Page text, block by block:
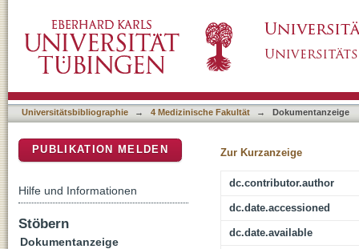
Universitätsbibliographie → 4 Medizinische Fakultät → Dokumentanzeige
Zur Kurzanzeige
dc.contributor.author
dc.date.accessioned
dc.date.available
PUBLIKATION MELDEN
Hilfe und Informationen
Stöbern
Dokumentanzeige